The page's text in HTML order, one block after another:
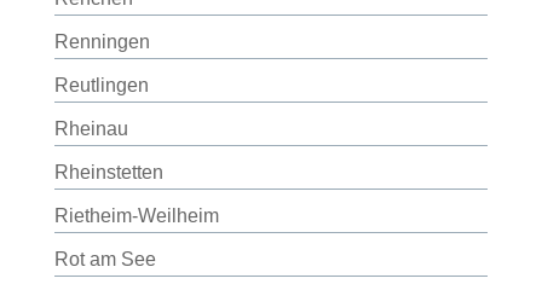
Renningen
Reutlingen
Rheinau
Rheinstetten
Rietheim-Weilheim
Rot am See